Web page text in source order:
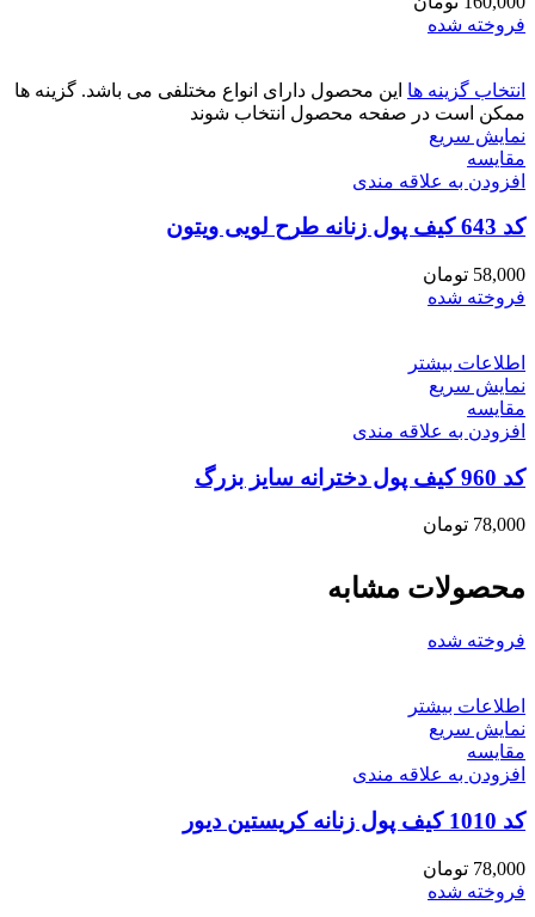
فروخته شده
انتخاب گزینه ها این محصول دارای انواع مختلفی می باشد. گزینه ها
ممکن است در صفحه محصول انتخاب شوند
نمایش سریع
مقايسه
افزودن به علاقه مندی
کد 643 کیف پول زنانه طرح لویی ویتون
58,000 تومان
فروخته شده
اطلاعات بیشتر
نمایش سریع
مقايسه
افزودن به علاقه مندی
کد 960 کیف پول دخترانه سایز بزرگ
78,000 تومان
محصولات مشابه
فروخته شده
اطلاعات بیشتر
نمایش سریع
مقايسه
افزودن به علاقه مندی
کد 1010 کیف پول زنانه کریستین دیور
78,000 تومان
فروخته شده